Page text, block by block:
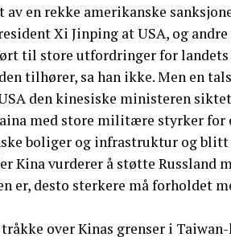
en rekke amerikanske
Xi Jinping at USA, og
til store utfordringer for
tilhører, sa han ikke. Men en
den kinesiske ministeren
med store militære styrker for
boliger og infrastruktur og
Kina vurderer å støtte Russland
er, desto sterkere må forholdet
over Kinas grenser i